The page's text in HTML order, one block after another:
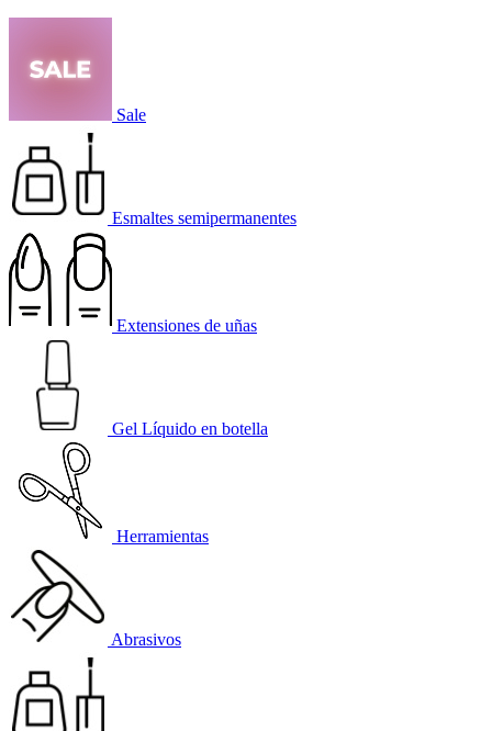
Sale
Esmaltes semipermanentes
Extensiones de uñas
Gel Líquido en botella
Herramientas
Abrasivos